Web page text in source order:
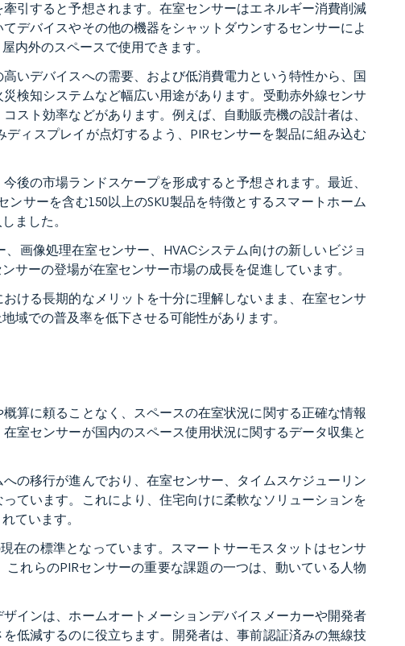
引すると予想されます。在室センサーはエネルギー消費削減
デバイスやその他の機器をシャットダウンするセンサーによ
内外のスペースで使用できます。
いデバイスへの需要、および低消費電力という特性から、国
検知システムなど幅広い用途があります。受動赤外線センサ
スト効率などがあります。例えば、自動販売機の設計者は、
ィスプレイが点灯するよう、PIRセンサーを製品に組み込む
後の市場ランドスケープを形成すると予想されます。最近、
サーを含む150以上のSKU製品を特徴とするスマートホーム
ました。
画像処理在室センサー、HVACシステム向けの新しいビジョ
サーの登場が在室センサー市場の成長を促進しています。
ける長期的なメリットを十分に理解しないまま、在室センサ
域での普及率を低下させる可能性があります。
算に頼ることなく、スペースの在室状況に関する正確な情報
室センサーが国内のスペース使用状況に関するデータ収集と
の移行が進んでおり、在室センサー、タイムスケジューリン
ています。これにより、住宅向けに柔軟なソリューションを
ています。
在の標準となっています。スマートサーモスタットはセンサ
れらのPIRセンサーの重要な課題の一つは、動いている人物
インは、ホームオートメーションデバイスメーカーや開発者
低減するのに役立ちます。開発者は、事前認証済みの無線技